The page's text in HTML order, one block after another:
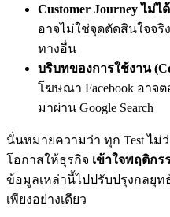
Customer Journey ไม่ไ
อาจไม่ใช่จุดตัดสินใจจ
ทางอื่น
บริบทของการใช้งาน
โฆษณา Facebook อาจ
มาผ่าน Google Search
นั่นหมายความว่า ทุก Test ไม่
โอกาสให้ธุรกิจ เข้าใจพฤติก
ข้อมูลเหล่านี้ไปปรับปรุงกลยุท
เพียงอย่างเดียว